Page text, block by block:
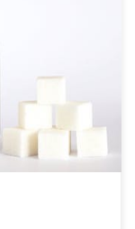
mit einigen
beispielsweise der
Diabetes und der
die der
zu […]